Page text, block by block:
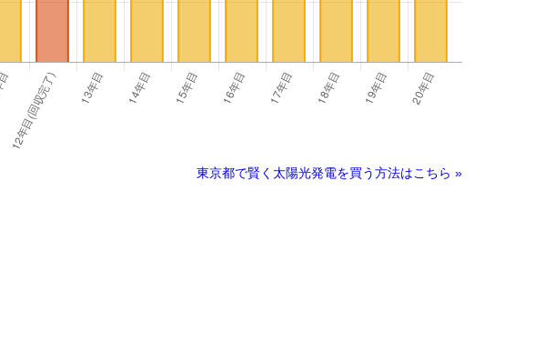
東京都で賢く太陽光発電を買う方法はこちら »